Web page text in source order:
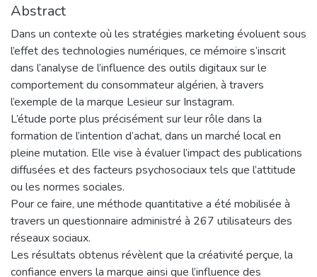
Abstract
Dans un contexte où les stratégies marketing évoluent sous
l’effet des technologies numériques, ce mémoire s’inscrit
dans l’analyse de l’influence des outils digitaux sur le
comportement du consommateur algérien, à travers
l’exemple de la marque Lesieur sur Instagram.
L’étude porte plus précisément sur leur rôle dans la
formation de l’intention d’achat, dans un marché local en
pleine mutation. Elle vise à évaluer l’impact des publications
diffusées et des facteurs psychosociaux tels que l’attitude
ou les normes sociales.
Pour ce faire, une méthode quantitative a été mobilisée à
travers un questionnaire administré à 267 utilisateurs des
réseaux sociaux.
Les résultats obtenus révèlent que la créativité perçue, la
confiance envers la marque ainsi que l’influence des